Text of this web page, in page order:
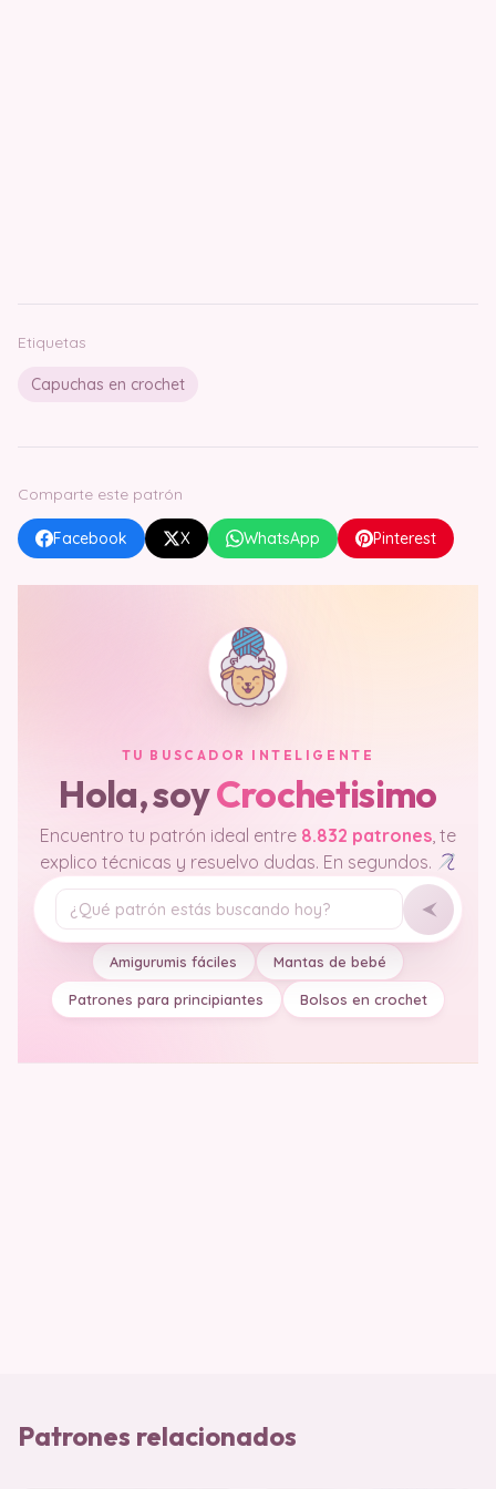
Etiquetas
Capuchas en crochet
Comparte este patrón
Facebook X WhatsApp Pinterest
TU BUSCADOR INTELIGENTE
Hola, soyCrochetisimo
Encuentro tu patrón ideal entre 8.832 patrones, te
explico técnicas y resuelvo dudas. En segundos.
Tu pregunta
Amigurumis fáciles Mantas de bebé
Patrones para principiantes Bolsos en crochet
Patrones relacionados